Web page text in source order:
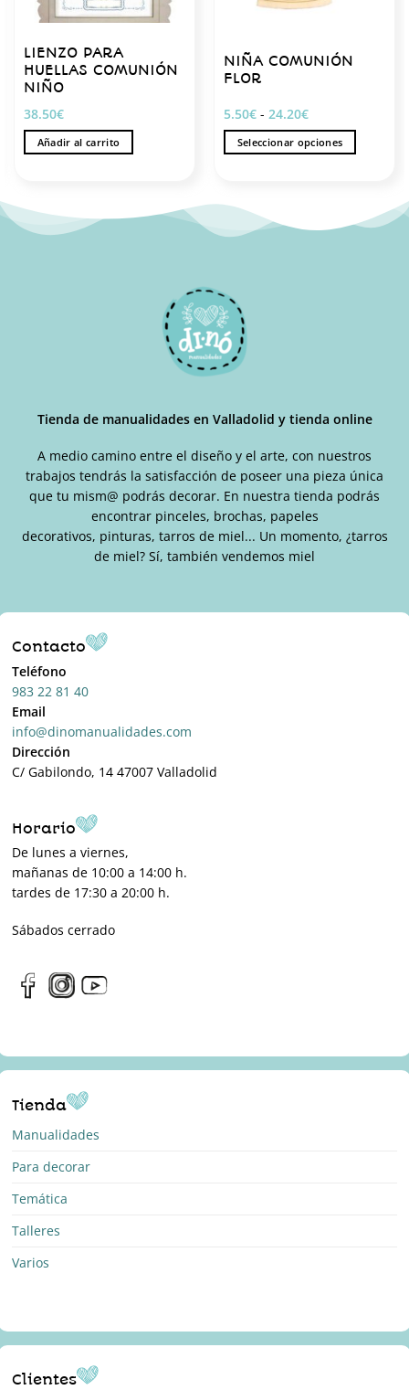
LIENZO PARA
HUELLAS COMUNIÓN
NIÑO
38.50€
Añadir al carrito
NIÑA COMUNIÓN
FLOR
5.50€ - 24.20€Rango
de
precios:
desde
5.50€
Seleccionar opciones
tiene
múltiples
variantes.
se
pueden
elegir
en
la
de
Tienda de manualidades en Valladolid y tienda online
A medio camino entre el diseño y el arte, con nuestros
trabajos tendrás la satisfacción de poseer una pieza única
que tu mism@ podrás decorar. En nuestra tienda podrás
encontrar pinceles, brochas, papeles
decorativos, pinturas, tarros de miel... Un momento, ¿tarros
de miel? Sí, también vendemos miel
Contacto
Teléfono
983 22 81 40
Email
info@dinomanualidades.com
Dirección
C/ Gabilondo, 14 47007 Valladolid
Horario
De lunes a viernes,
mañanas de 10:00 a 14:00 h.
tardes de 17:30 a 20:00 h.
Sábados cerrado
Tienda
Manualidades
Para decorar
Temática
Talleres
Varios
Clientes